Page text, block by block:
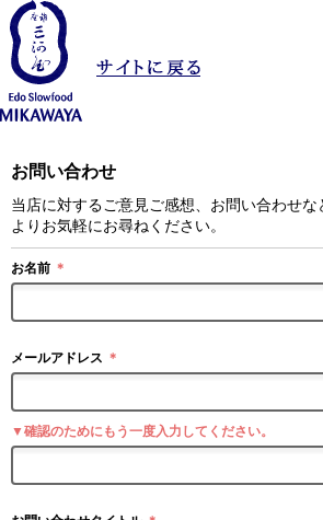
お問い合わせ
当店に対するご意見ご感想、お問い合わせ
よりお気軽にお尋ねください。
お名前 ＊
メールアドレス ＊
▼確認のためにもう一度入力してください。